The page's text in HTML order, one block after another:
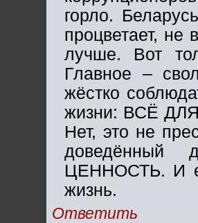
горло.
процветает,
лучше. Вот
Главное –
жёстко
жизни: ВСЁ
Нет, это не
ЦЕННОСТЬ. И
жизнь.
Ответить